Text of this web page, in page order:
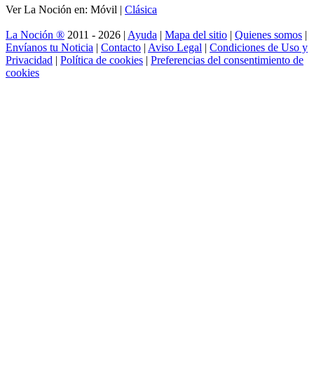
Ver La Noción en: Móvil | Clásica
La Noción ® 2011 - 2026 | Ayuda | Mapa del sitio | Quienes somos |
Envíanos tu Noticia | Contacto | Aviso Legal | Condiciones de Uso y
Privacidad | Política de cookies | Preferencias del consentimiento de
cookies